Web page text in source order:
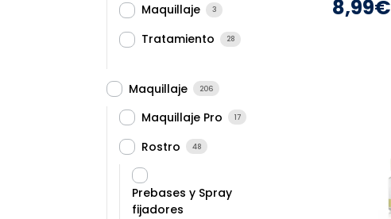
Maquillaje 3
Tratamiento 28
Maquillaje 206
Maquillaje Pro 17
Rostro 48
Prebases y Spray
fijadores
8,99€